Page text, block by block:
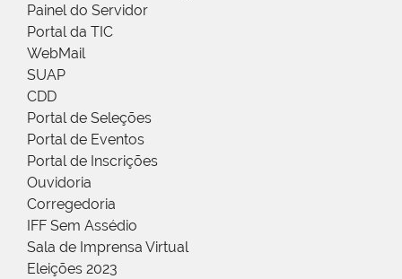
Painel do Servidor
Portal da TIC
WebMail
SUAP
CDD
Portal de Seleções
Portal de Eventos
Portal de Inscrições
Ouvidoria
Corregedoria
IFF Sem Assédio
Sala de Imprensa Virtual
Eleições 2023